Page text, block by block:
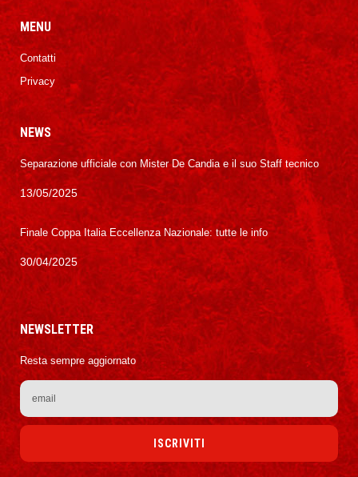
MENU
Contatti
Privacy
NEWS
Separazione ufficiale con Mister De Candia e il suo Staff tecnico
13/05/2025
Finale Coppa Italia Eccellenza Nazionale: tutte le info
30/04/2025
NEWSLETTER
Resta sempre aggiornato